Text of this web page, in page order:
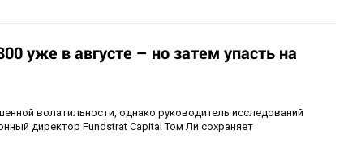
уже в августе – но затем упасть на
волатильности, однако руководитель исследований
директор Fundstrat Capital Том Ли сохраняет